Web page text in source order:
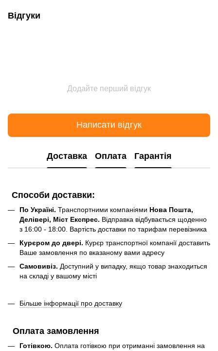
Відгуки
Додайте перший відгук
Написати відгук
Доставка Оплата Гарантія
Способи доставки:
По Україні. Транспортними компаніями Нова Пошта,
Делівері, Міст Експрес. Відправка відбувається щоденно
з 16:00 - 18:00. Вартість доставки по тарифам перевізника
Курєром до двері. Курєр транспортної компанії доставить
Ваше замовлення по вказаному вами адресу
Самовивіз. Доступний у випадку, якщо товар знаходиться
на складі у вашому місті
Більше інформації про доставку
Оплата замовлення
Готівкою. Оплата готівкою при отриманні замовлення на